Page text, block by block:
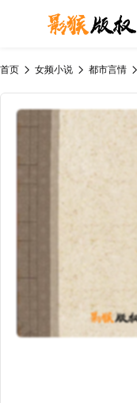
首页 女频小说 都市言情